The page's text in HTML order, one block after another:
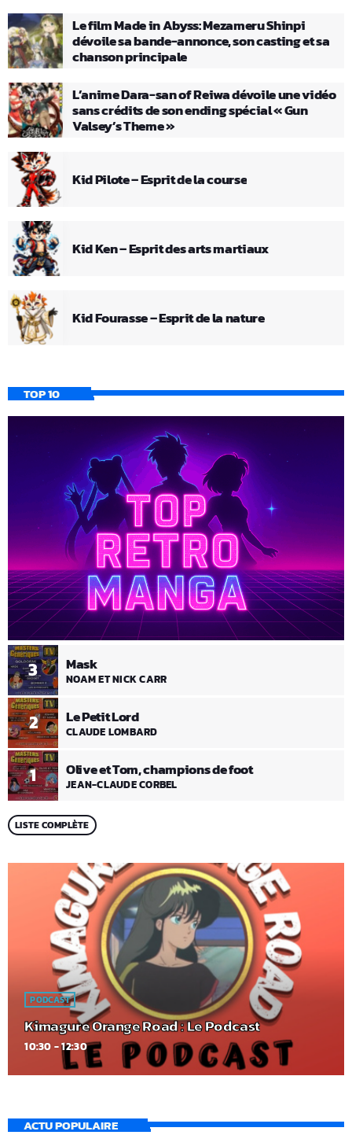
Le film Made in Abyss: Mezameru Shinpi
dévoile sa bande-annonce, son casting et sa
chanson principale
L’anime Dara-san of Reiwa dévoile une vidéo
sans crédits de son ending spécial « Gun
Valsey’s Theme »
Kid Pilote – Esprit de la course
Kid Ken – Esprit des arts martiaux
Kid Fourasse – Esprit de la nature
TOP 10
1 Olive et Tom, champions de foot
JEAN-CLAUDE CORBEL
2 Le Petit Lord
CLAUDE LOMBARD
3 Mask
NOAM ET NICK CARR
LISTE COMPLÈTE
PODCAST
Kimagure Orange Road : Le Podcast
10:30 - 12:30
ACTU POPULAIRE